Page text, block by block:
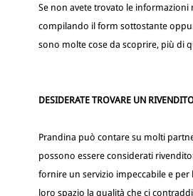
Se non avete trovato le informazioni
compilando il form sottostante
sono molte cose da scoprire, più di
DESIDERATE TROVARE UN
Prandina può contare su molti
possono essere considerati
fornire un servizio impeccabile e per
loro spazio la qualità che ci